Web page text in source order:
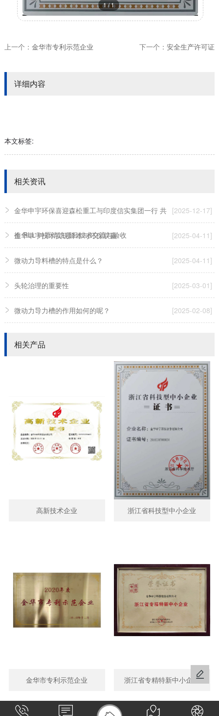
1/1
上一个： 金华市专利示范企业 下一个：安全生产许可证
详细内容
本文标签:
相关资讯
[2025-12-17]
金华申宇环保喜迎森松重工与印度信实集团一行 共
推 RLL 钟罩清洗项目技术交流与验收 [2025-04-11]
金华申宇技术实现降本与环保双赢
[2025-04-11]
微动力导料槽的特点是什么？
[2025-03-01]
头轮治理的重要性
[2025-02-08]
微动力导力槽的作用如何的呢？
相关产品
高新技术企业 浙江省科技型中小企业
金华市专利示范企业 浙江省专精特新中小企业